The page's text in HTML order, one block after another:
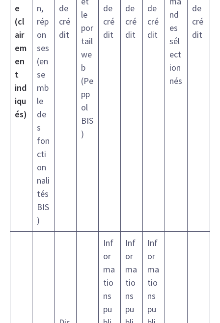
e
(cl
air
em
en
t
ind
iqu
és)
n,
rép
on
ses
(en
se
mb
le
de
s
fon
cti
on
nali
tés
BIS
)
de
cré
dit
le
por
tail
we
b
(Pe
pp
ol
BIS
)
de
cré
dit
de
cré
dit
de
cré
dit
nd
es
sél
ect
ion
nés
de
cré
dit
Inf
or
ma
tio
ns
pu
Inf
or
ma
tio
ns
pu
Inf
or
ma
tio
ns
pu